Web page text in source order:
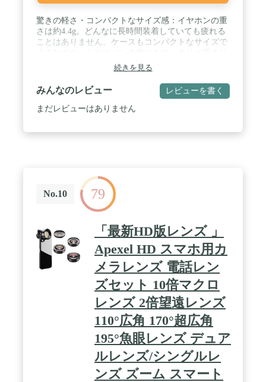
驚きの軽さ・コンパクトなサイズ感：イヤホンの重
さは約4.4g。どんなに長時間装着していても疲れる
ことはありません。ケースもコンパクトなサイズで
ます。 / 洗練されたサウンドと専用アプリ対応：大
型の10mmドライバーを搭載でコンパクトながら、
迫力ある低音を実現します。また、22種類のプリセ
ットイコライザーからお好みのイコライザーをお楽
しみいただけます。 / クリアな音声通話：AIノイズ
大32時間の連続再生が可能です。また10分間の充電
で約1時間の音楽再生が可能です。 / パッケージ内
容：本体、充電ケース、イヤーチップ5種、USB-C
& USB-A ケーブル、クイックスタートガイド、安全
マニュアル、技適マーク認証済み商品（周波数帯：
2.40～2.48GHz）
続きを見る
みんなのレビュー レビューを書く
まだレビューはありません
No.10 79
「最新HD版レンズ 」
Apexel HD スマホ用カ
メラレンズ 電話レン
ズセット 10倍マクロ
レンズ 2倍望遠レンズ
110°広角 170°超広角
195°魚眼レンズ デュア
ルレンズ/シングルレ
ンズ ズーム スマート